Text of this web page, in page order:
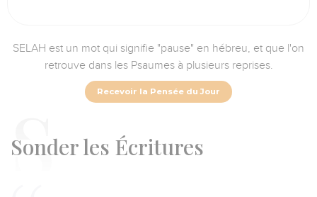
SELAH est un mot qui signifie "pause" en hébreu, et que l'on
retrouve dans les Psaumes à plusieurs reprises.
Recevoir la Pensée du Jour
Sonderles Écritures